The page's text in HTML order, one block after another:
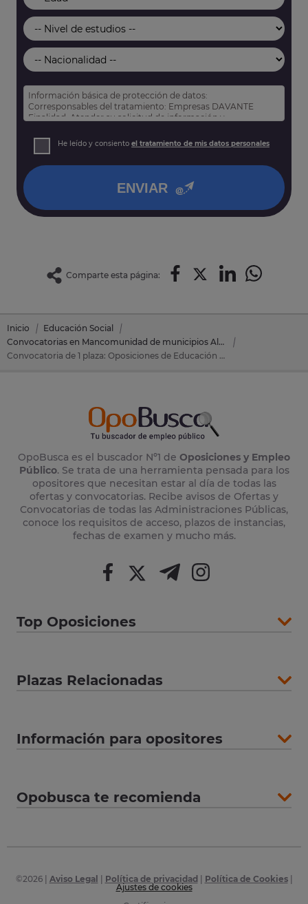
Información básica de protección de datos:
Corresponsables del tratamiento: Empresas DAVANTE
Finalidad: Atender su solicitud de información y
Derechos: Puede acceder, rectificar y suprimir sus datos,
así como otros derechos tal y como se explica en nuestra
He leído y consiento el tratamiento de mis datos personales
ENVIAR
Comparte esta página:
Inicio
Educación Social
Convocatorias en Mancomunidad de municipios Altamira los Valles
Convocatoria de 1 plaza: Oposiciones de Educación Social en Mancomunidad de municipios Altamira los Valles (Cantabria)
OpoBusca es el buscador Nº1 de Oposiciones y Empleo
Público. Se trata de una herramienta pensada para los
opositores que necesitan estar al día de todas las
ofertas y convocatorias. Recibe avisos de Ofertas y
Convocatorias de todas las Administraciones Públicas,
conoce los requisitos de acceso, plazos de instancias,
fechas de examen y mucho más.
Top Oposiciones
Plazas Relacionadas
Información para opositores
Opobusca te recomienda
©2026| Aviso Legal Política de privacidad Política de Cookies|
Ajustes de cookies